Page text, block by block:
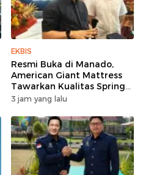
EKBIS
Resmi Buka di Manado,
American Giant Mattress
Tawarkan Kualitas Spring
Bed Premium
3 jam yang lalu